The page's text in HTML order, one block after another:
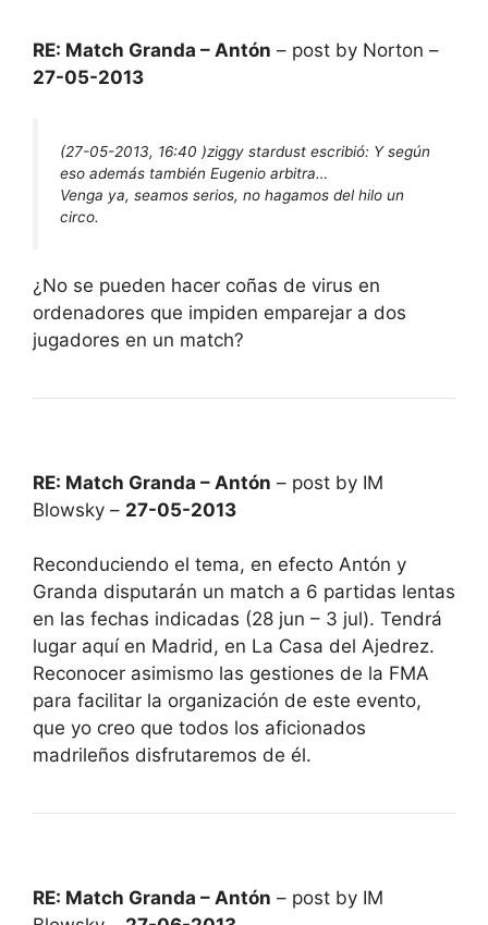
RE: Match Granda – Antón – post by Norton –
27-05-2013
(27-05-2013, 16:40 )ziggy stardust escribió: Y según
eso además también Eugenio arbitra…
Venga ya, seamos serios, no hagamos del hilo un
circo.
¿No se pueden hacer coñas de virus en
ordenadores que impiden emparejar a dos
jugadores en un match?
RE: Match Granda – Antón – post by IM
Blowsky – 27-05-2013
Reconduciendo el tema, en efecto Antón y
Granda disputarán un match a 6 partidas lentas
en las fechas indicadas (28 jun – 3 jul). Tendrá
lugar aquí en Madrid, en La Casa del Ajedrez.
Reconocer asimismo las gestiones de la FMA
para facilitar la organización de este evento,
que yo creo que todos los aficionados
madrileños disfrutaremos de él.
RE: Match Granda – Antón – post by IM